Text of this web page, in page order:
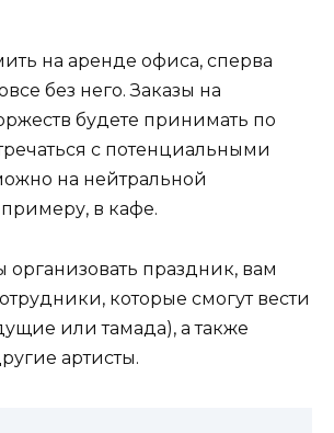
на аренде офиса, сперва
без него. Заказы на
будете принимать по
с потенциальными
на нейтральной
в кафе.
организовать праздник, вам
которые смогут вести
или тамада), а также
артисты.